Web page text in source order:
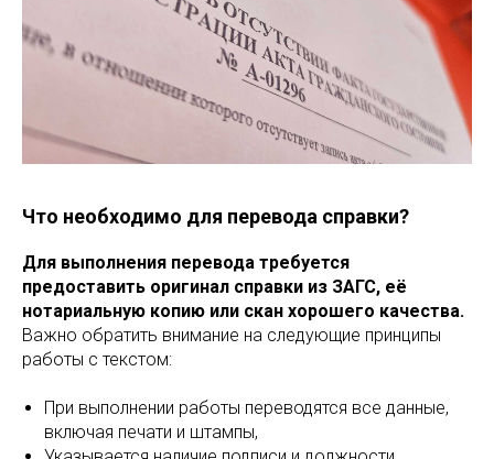
Что необходимо для перевода справки?
Для выполнения перевода требуется
предоставить оригинал справки из ЗАГС, её
нотариальную копию или скан хорошего качества.
Важно обратить внимание на следующие принципы
работы с текстом:
При выполнении работы переводятся все данные,
включая печати и штампы,